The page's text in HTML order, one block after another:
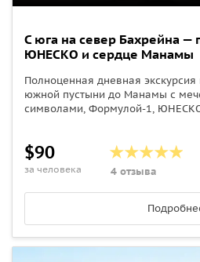
С юга на север Бахрейна —
ЮНЕСКО и сердце Манамы
Полноценная дневная
южной пустыни до Манамы с
символами, Формулой-1,
$90
за человека 4 отзыва